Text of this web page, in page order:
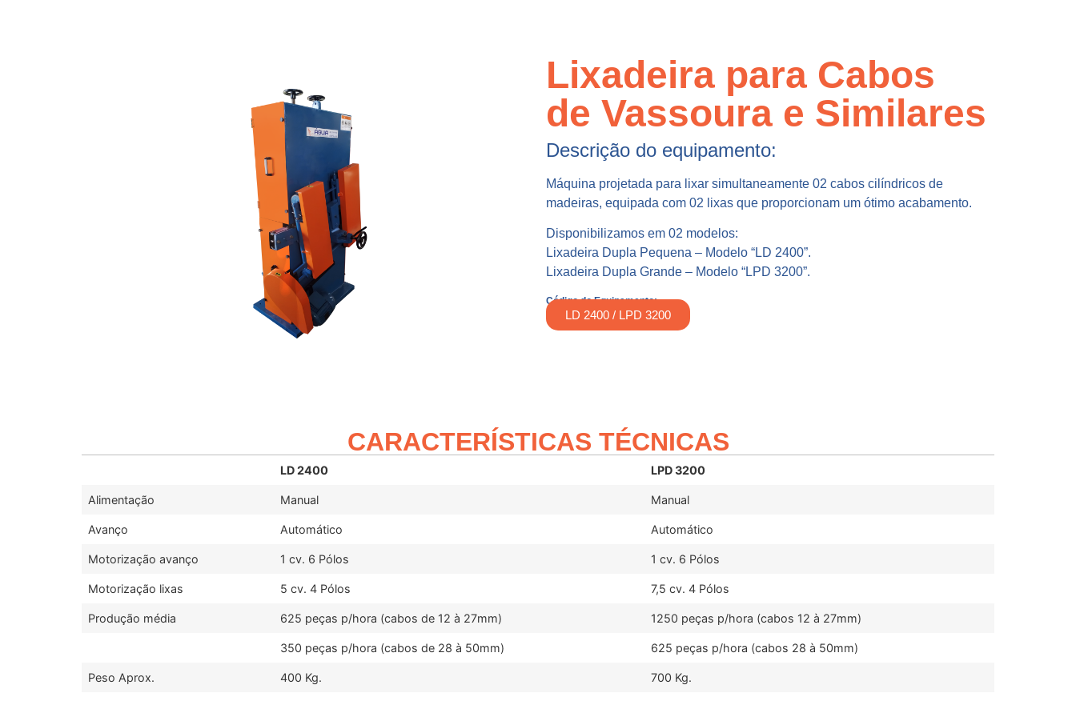
Lixadeira para Cabos
de Vassoura e Similares
Descrição do equipamento:
Máquina projetada para lixar simultaneamente 02 cabos cilíndricos de
madeiras, equipada com 02 lixas que proporcionam um ótimo acabamento.
Disponibilizamos em 02 modelos:
Lixadeira Dupla Pequena – Modelo “LD 2400”.
Lixadeira Dupla Grande – Modelo “LPD 3200”.
Código do Equipamento:
LD 2400 / LPD 3200
CARACTERÍSTICAS TÉCNICAS
LD 2400 LPD 3200
Alimentação Manual Manual
Avanço Automático Automático
Motorização avanço 1 cv. 6 Pólos 1 cv. 6 Pólos
Motorização lixas 5 cv. 4 Pólos 7,5 cv. 4 Pólos
Produção média 625 peças p/hora (cabos de 12 à 27mm) 1250 peças p/hora (cabos 12 à 27mm)
350 peças p/hora (cabos de 28 à 50mm) 625 peças p/hora (cabos 28 à 50mm)
Peso Aprox. 400 Kg. 700 Kg.